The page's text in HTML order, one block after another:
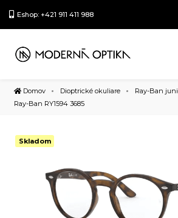
Eshop: +421 911 411 988
Domov Dioptrické okuliare
Ray-Ban
Ray-Ban RY1594 3685
Skladom